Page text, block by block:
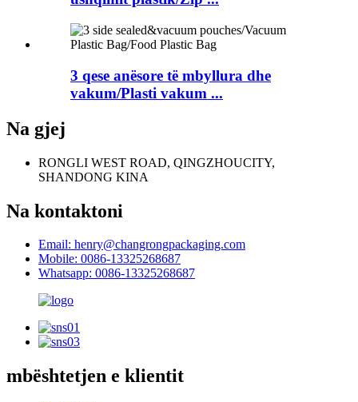
3 qese anësore të mbyllura dhe
vakum/Plasti vakum ...
Na gjej
RONGLI WEST ROAD, QINGZHOUCITY,
SHANDONG KINA
Na kontaktoni
Email: henry@changrongpackaging.com
Mobile: 0086-13325268687
Whatsapp: 0086-13325268687
mbështetjen e klientit